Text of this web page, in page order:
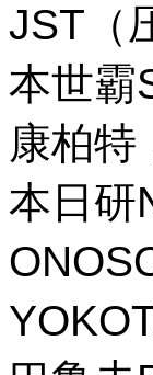
JST（
本世霸
康柏特
本日研